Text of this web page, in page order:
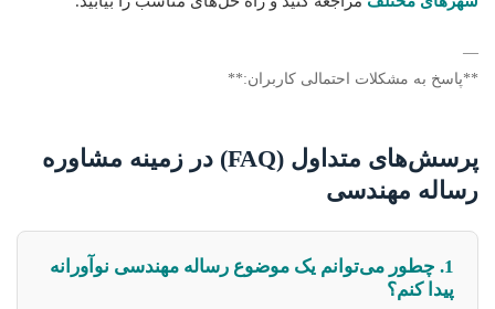
—
**پاسخ به مشکلات احتمالی کاربران:**
پرسش‌های متداول (FAQ) در زمینه مشاوره
رساله مهندسی
1. چطور می‌توانم یک موضوع رساله مهندسی نوآورانه
پیدا کنم؟